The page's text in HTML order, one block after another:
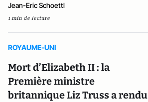
Jean-Eric Schoettl
1 min de lecture
ROYAUME-UNI
Mort d’Elizabeth II : la
Première ministre
britannique Liz Truss a rendu